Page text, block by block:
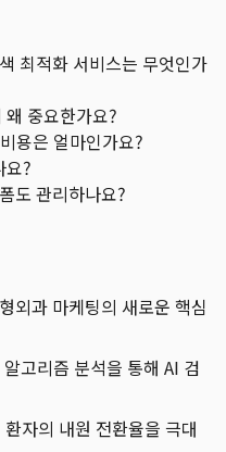
최적화 서비스는 무엇인가
중요한가요?
용은 얼마인가요?
?
도 관리하나요?
외과 마케팅의 새로운 핵심
고리즘 분석을 통해 AI 검
자의 내원 전환율을 극대